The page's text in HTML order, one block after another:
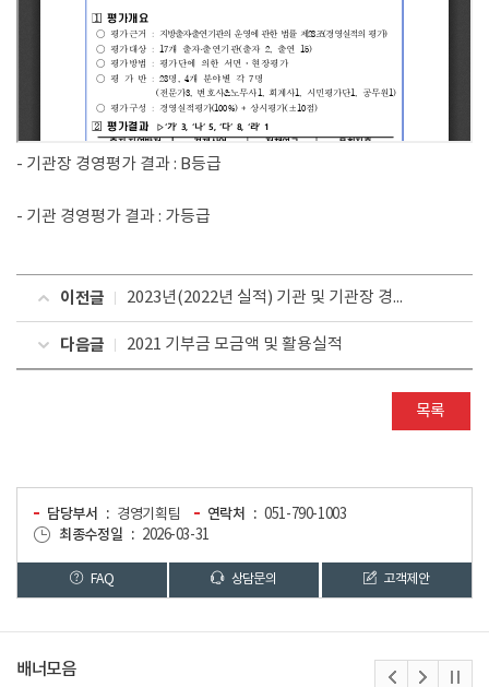
- 기관장 경영평가 결과 : B등급
- 기관 경영평가 결과 : 가등급
이전글 2023년(2022년 실적) 기관 및 기관장 경영평가 실적 보고서
다음글 2021 기부금 모금액 및 활용실적
목록
담당부서 경영기획팀 연락처
051-790-1003
최종수정일
2026-03-31
FAQ 상담문의 고객제안
배너모음